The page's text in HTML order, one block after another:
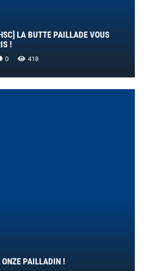
LA BUTTE PAILLADE VOUS
!
0 418
PAILLADIN !